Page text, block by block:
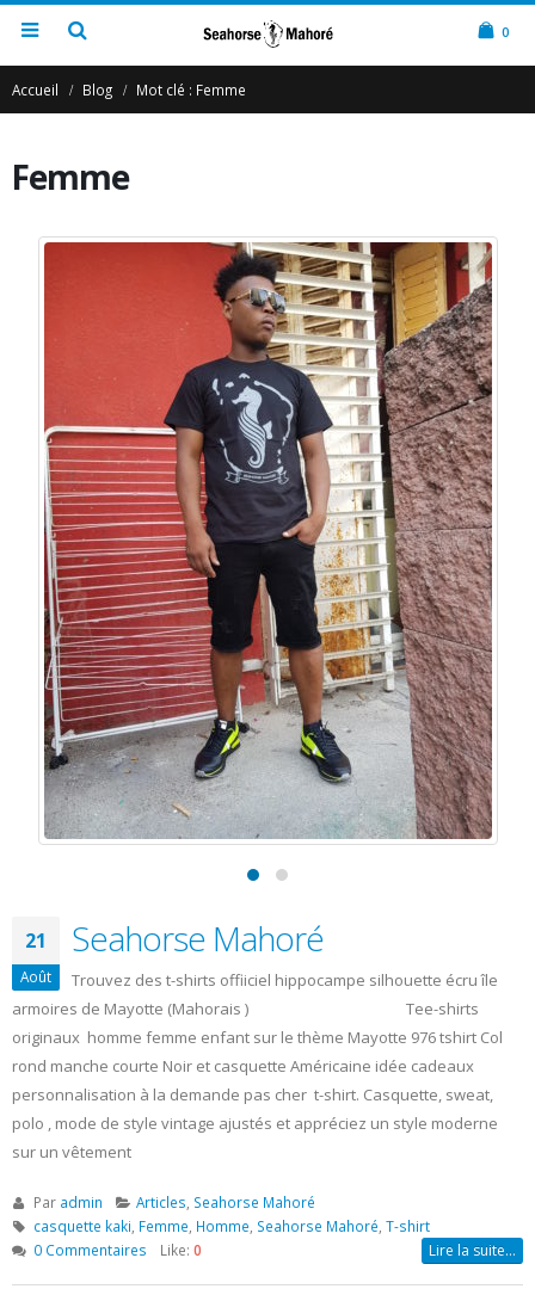
0
Accueil Blog Mot clé : Femme
Femme
Seahorse Mahoré
Trouvez des t-shirts offiiciel hippocampe silhouette écru île
armoires de Mayotte (Mahorais ) Tee-shirts
originaux homme femme enfant sur le thème Mayotte 976 tshirt Col
rond manche courte Noir et casquette Américaine idée cadeaux
personnalisation à la demande pas cher t-shirt. Casquette, sweat,
polo , mode de style vintage ajustés et appréciez un style moderne
sur un vêtement
Paradmin Articles,Seahorse Mahoré
casquette kaki,Femme,Homme,Seahorse Mahoré,T-shirt
0 Commentaires
Like:0 Lire la suite…
29
Juin
Bientôt Nouvelle Collection et
site Officiel
Collection d’été 2017 Bientôt Nouvelle Collection et site Officiel
SEAHORSE MAHORÉ . Création exclusive bien fait, bien pensé
d’Aimer Commenter et partager notre page
ParAdministrateur Articles
Femme,Homme,nouvelle collection,Seahorse Mahoré,site officiel